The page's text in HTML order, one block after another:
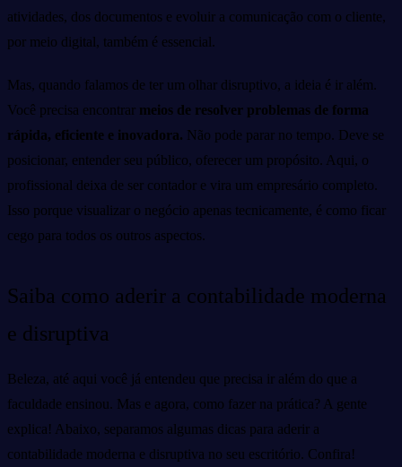
atividades, dos documentos e evoluir a comunicação com o cliente,
por meio digital, também é essencial.
Mas, quando falamos de ter um olhar disruptivo, a ideia é ir além.
Você precisa encontrar meios de resolver problemas de forma
rápida, eficiente e inovadora. Não pode parar no tempo. Deve se
posicionar, entender seu público, oferecer um propósito. Aqui, o
profissional deixa de ser contador e vira um empresário completo.
Isso porque visualizar o negócio apenas tecnicamente, é como ficar
cego para todos os outros aspectos.
Saiba como aderir a contabilidade moderna
e disruptiva
Beleza, até aqui você já entendeu que precisa ir além do que a
faculdade ensinou. Mas e agora, como fazer na prática? A gente
explica! Abaixo, separamos algumas dicas para aderir a
contabilidade moderna e disruptiva no seu escritório. Confira!